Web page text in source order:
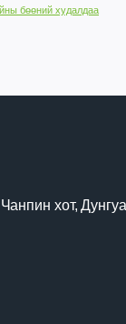
бөөний худалдаа
хот,